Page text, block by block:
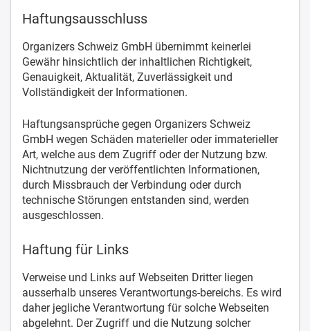
Haftungsausschluss
Organizers Schweiz GmbH übernimmt keinerlei
Gewähr hinsichtlich der inhaltlichen Richtigkeit,
Genauigkeit, Aktualität, Zuverlässigkeit und
Vollständigkeit der Informationen.
Haftungsansprüche gegen Organizers Schweiz
GmbH wegen Schäden materieller oder immaterieller
Art, welche aus dem Zugriff oder der Nutzung bzw.
Nichtnutzung der veröffentlichten Informationen,
durch Missbrauch der Verbindung oder durch
technische Störungen entstanden sind, werden
ausgeschlossen.
Haftung für Links
Verweise und Links auf Webseiten Dritter liegen
ausserhalb unseres Verantwortungs-bereichs. Es wird
daher jegliche Verantwortung für solche Webseiten
abgelehnt. Der Zugriff und die Nutzung solcher